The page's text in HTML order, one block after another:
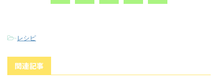
-レシピ
関連記事